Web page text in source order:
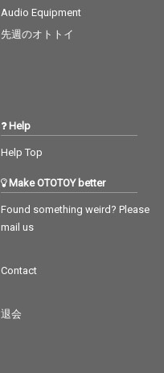
Audio Equipment
先週のオトトイ
Help
Help Top
Make OTOTOY better
Found something weird? Please
mail us
Contact
退会